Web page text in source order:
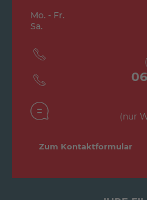
Mo. - Fr.
Sa.
(nur
Zum Kontaktformular